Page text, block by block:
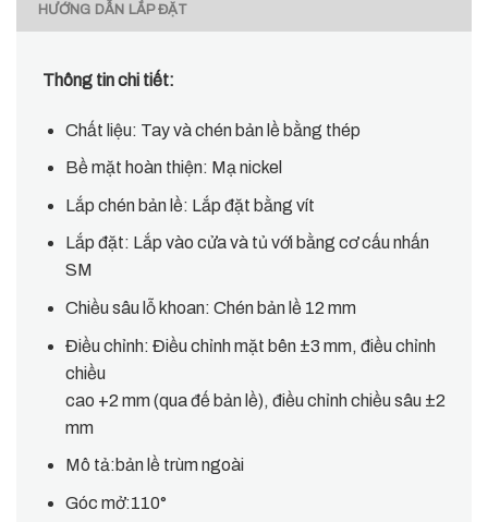
HƯỚNG DẪN LẮP ĐẶT
Thông tin chi tiết:
Chất liệu: Tay và chén bản lề bằng thép
Bề mặt hoàn thiện: Mạ nickel
Lắp chén bản lề: Lắp đặt bằng vít
Lắp đặt: Lắp vào cửa và tủ với bằng cơ cấu nhấn
SM
Chiều sâu lỗ khoan: Chén bản lề 12 mm
Điều chỉnh: Điều chỉnh mặt bên ±3 mm, điều chỉnh
chiều
cao +2 mm (qua đế bản lề), điều chỉnh chiều sâu ±2
mm
Mô tả:bản lề trùm ngoài
Góc mở:110°